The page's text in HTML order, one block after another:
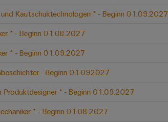
Kautschuktechnologen * - Beginn 01.09.2027
* - Beginn 01.08.2027
* - Beginn 01.09.2027
- Beginn 01.092027
Produktdesigner * - Beginn 01.09.2027
* - Beginn 01.08.2027